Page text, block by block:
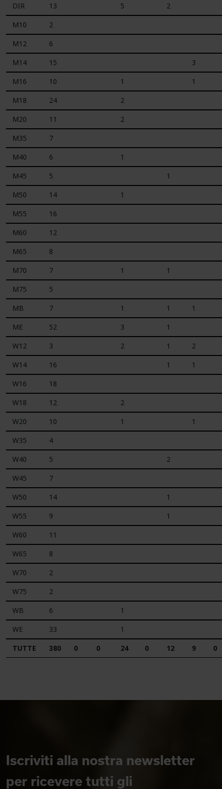
DIR 13 5
2
M10
2
M12
6
M14
15
3
M16
10 1
1
M18
24
2
M20
11
2
M35
7
M40
6
1
M45
5
1
M50
14
1
M55
16
M60
12
M65
8
M70
7 1
1
M75
5
MB
7 1 1
1
ME
52 3
1
W12
3 2 1
2
W14
16 1
1
W16
18
W18
12
2
W20
10 1
1
W35
4
W40
5
2
W45
7
W50
14
1
W55
9
1
W60
11
W65
8
W70
2
W75
2
WB
6
1
WE
33
1
TUTTE
380 0 0 24 0 12 9 0
Iscriviti alla nostra newsletter
per ricevere tutti gli